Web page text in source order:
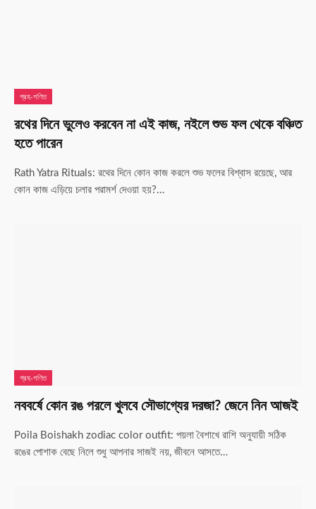
গ্রহ-গণিত
রথের দিনে ভুলেও করবেন না এই কাজ, নইলে শুভ ফল থেকে বঞ্চিত
হতে পারেন
Rath Yatra Rituals: রথের দিনে কোন কাজ করলে শুভ ফলের বিশ্বাস রয়েছে, আর
কোন কাজ এড়িয়ে চলার পরামর্শ দেওয়া হয়?…
গ্রহ-গণিত
নববর্ষে কোন রঙ পরলে খুলবে সৌভাগ্যের দরজা? জেনে নিন আজই
Poila Boishakh zodiac color outfit: পয়লা বৈশাখে রাশি অনুযায়ী সঠিক
রঙের পোশাক বেছে নিলে শুধু আপনার সাজই নয়, জীবনে আসতে…